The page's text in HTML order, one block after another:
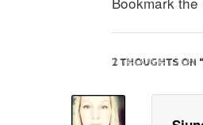
2 THOUGHTS ON